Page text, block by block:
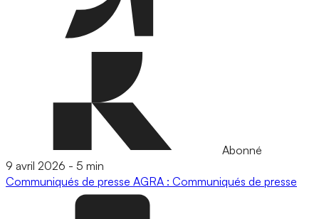
Abonné
9 avril 2026 - 5 min
Communiqués de presse AGRA : Communiqués de presse